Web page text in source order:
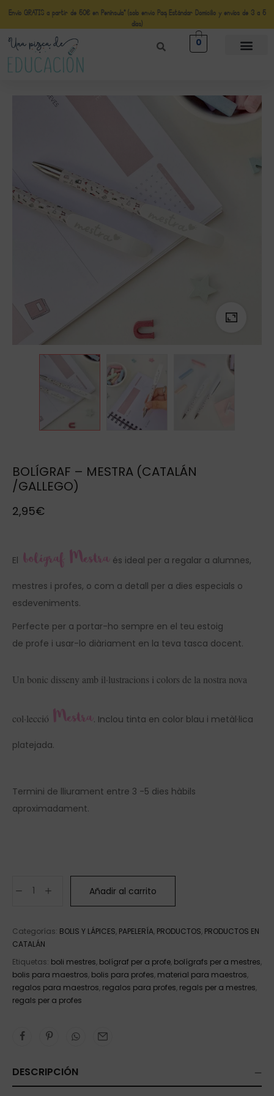
Envío GRATIS a partir de 50€ en Península* (solo envio Paq Estándar Domicilio y envíos de 3 a 5
días)
0
BOLÍGRAF – MESTRA (CATALÁN
/GALLEGO)
2,95€
El bolígraf Mestra és ideal per a regalar a alumnes,
mestres i profes, o com a detall per a dies especials o
esdeveniments.
Perfecte per a portar-ho sempre en el teu estoig
de profe i usar-lo diàriament en la teva tasca docent.
Un bonic disseny amb il·lustracions i colors de la nostra nova
col·lecció Mestra. Inclou tinta en color blau i metàl·lica
platejada.
Termini de lliurament entre 3 -5 dies hàbils
aproximadament.
Añadir al carrito
Categorías: BOLIS Y LÁPICES, PAPELERÍA, PRODUCTOS, PRODUCTOS EN
CATALÁN
Etiquetas: boli mestres, bolígraf per a profe, bolígrafs per a mestres,
bolis para maestros, bolis para profes, material para maestros,
regalos para maestros, regalos para profes, regals per a mestres,
regals per a profes
DESCRIPCIÓN